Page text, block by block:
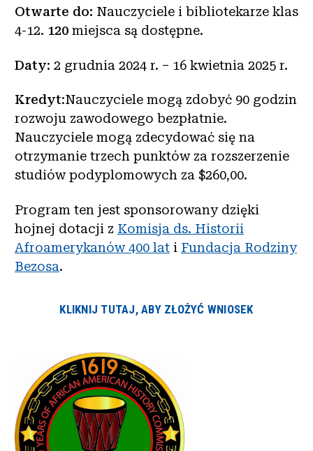
Otwarte do: Nauczyciele i bibliotekarze klas
4-12. 120 miejsca są dostępne.
Daty: 2 grudnia 2024 r. – 16 kwietnia 2025 r.
Kredyt:Nauczyciele mogą zdobyć 90 godzin
rozwoju zawodowego bezpłatnie.
Nauczyciele mogą zdecydować się na
otrzymanie trzech punktów za rozszerzenie
studiów podyplomowych za $260,00.
Program ten jest sponsorowany dzięki
hojnej dotacji z Komisja ds. Historii
Afroamerykanów 400 lat i Fundacja Rodziny
Bezosa.
KLIKNIJ TUTAJ, ABY ZŁOŻYĆ WNIOSEK